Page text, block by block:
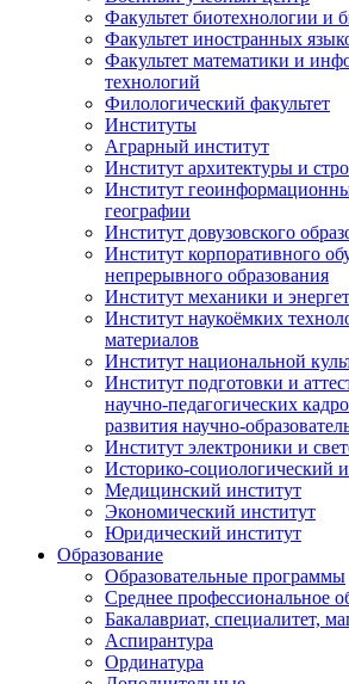
Факультет биотехнологии и
Факультет иностранных
Факультет математики и
технологий
Филологический факультет
Институты
Аграрный институт
Институт архитектуры и
Институт
географии
Институт довузовского
Институт корпоративного
непрерывного образования
Институт механики и
Институт наукоёмких
материалов
Институт национальной
Институт подготовки и
научно-педагогических
развития научно-
Институт электроники и
Историко-социологический
Медицинский институт
Экономический институт
Юридический институт
Образование
Образовательные программы
Среднее профессиональное
Бакалавриат, специалитет,
Аспирантура
Ординатура